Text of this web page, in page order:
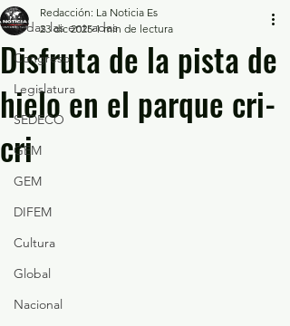
Todas las entradas
Congreso
Legislatura
SEDECO
GEM
GEM
DIFEM
Cultura
Global
Nacional
Disfruta de la pista de
hielo en el parque cri-
cri
Redacción: La Noticia Es
23 dic 2025 1 min de lectura